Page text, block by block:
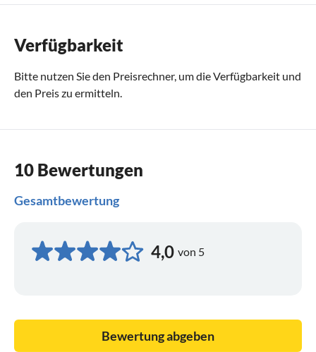
Verfügbarkeit
Bitte nutzen Sie den Preisrechner, um die Verfügbarkeit und
den Preis zu ermitteln.
10 Bewertungen
Gesamtbewertung
4,0 von 5
Bewertung abgeben